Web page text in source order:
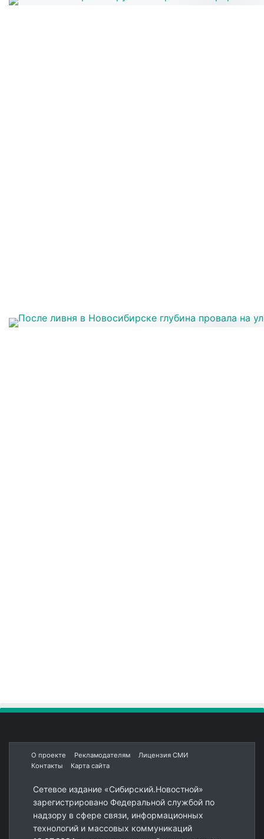
О проекте Рекламодателям
Лицензия СМИ
Контакты
Карта сайта
Сетевое издание «Сибирский.Новостной»
зарегистрировано Федеральной службой по
надзору в сфере связи, информационных
технологий и массовых коммуникаций